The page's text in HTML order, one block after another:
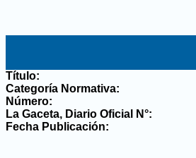
Título:
Categoría Normativa:
Número:
La Gaceta, Diario Oficial N°:
Fecha Publicación: